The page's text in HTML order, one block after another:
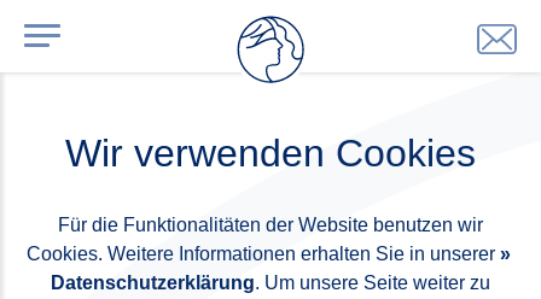
Wir verwenden Cookies
Für die Funktionalitäten der Website benutzen wir
Cookies. Weitere Informationen erhalten Sie in unserer
Datenschutzerklärung. Um unsere Seite weiter zu